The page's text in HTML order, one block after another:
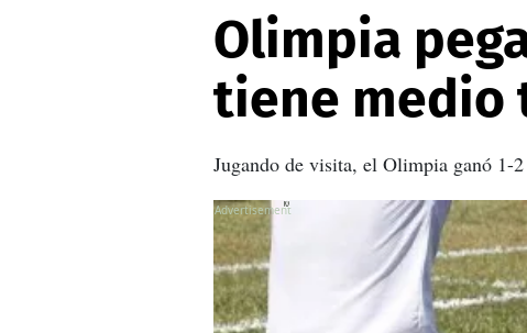
Olimpia
tiene medio
Jugando de visita, el Olimpia ganó 1-
X
X